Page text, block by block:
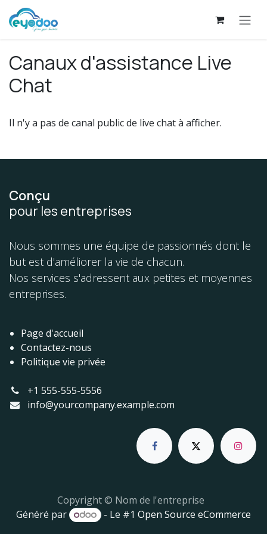
Se rendre au contenu
Canaux d'assistance Live
Chat
Il n'y a pas de canal public de live chat à afficher.
Conçu
pour les entreprises
Nous sommes une équipe de passionnés dont le
but est d'améliorer la vie de chacun.
Nos services s'adressent aux petites et moyennes
entreprises.
Page d'accueil
Contactez-nous
Politique vie privée
+1 555-555-5556
info@yourcompany.example.com
Copyright © Nom de l'entreprise
Généré par
- Le #1Open Source eCommerce